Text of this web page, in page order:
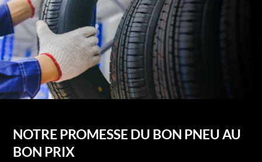
NOTRE PROMESSE DU BON PNEU AU
BON PRIX